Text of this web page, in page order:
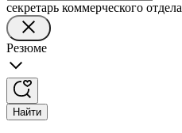
секретарь коммерческого отдела
Резюме
Найти